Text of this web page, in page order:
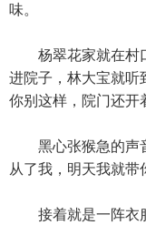
味。
杨翠花家就在村口
进院子，林大宝就听
你别这样，院门还开
黑心张猴急的声音
从了我，明天我就带
接着就是一阵衣服